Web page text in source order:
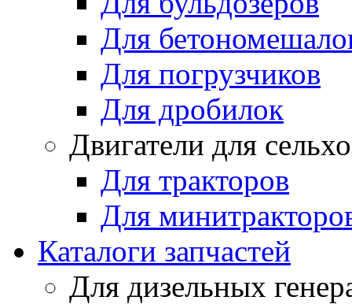
Для
Для погрузчиков
Для дробилок
Двигатели для
Для тракторов
Для
Каталоги запчастей
Для дизельных